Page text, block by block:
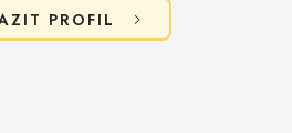
PROFIL